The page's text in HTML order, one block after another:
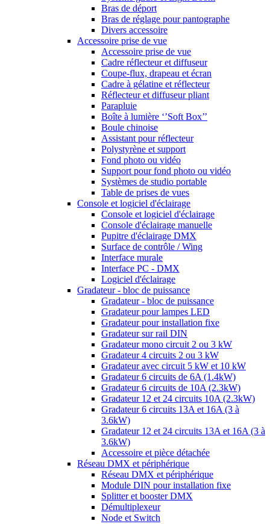
Bras de déport
Bras de réglage pour pantographe
Divers accessoire
Accessoire prise de vue
Accessoire prise de vue
Cadre réflecteur et diffuseur
Coupe-flux, drapeau et écran
Cadre à gélatine et réflecteur
Réflecteur et diffuseur pliant
Parapluie
Boîte à lumière ‘’Soft Box’’
Boule chinoise
Assistant pour réflecteur
Polystyrène et support
Fond photo ou vidéo
Support pour fond photo ou vidéo
Systèmes de studio portable
Table de prises de vues
Console et logiciel d'éclairage
Console et logiciel d'éclairage
Console d'éclairage manuelle
Pupitre d'éclairage DMX
Surface de contrôle / Wing
Interface murale
Interface PC - DMX
Logiciel d'éclairage
Gradateur - bloc de puissance
Gradateur - bloc de puissance
Gradateur pour lampes LED
Gradateur pour installation fixe
Gradateur sur rail DIN
Gradateur mono circuit 2 ou 3 kW
Gradateur 4 circuits 2 ou 3 kW
Gradateur avec circuit 5 kW et 10 kW
Gradateur 6 circuits de 6A (1.4kW)
Gradateur 6 circuits de 10A (2.3kW)
Gradateur 12 et 24 circuits 10A (2.3kW)
Gradateur 6 circuits 13A et 16A (3 à
3.6kW)
Gradateur 12 et 24 circuits 13A et 16A (3 à
3.6kW)
Accessoire et pièce détachée
Réseau DMX et périphérique
Réseau DMX et périphérique
Module DIN pour installation fixe
Splitter et booster DMX
Démultiplexeur
Node et Switch